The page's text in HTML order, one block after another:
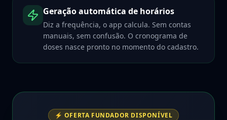
Geração automática de horários
Diz a frequência, o app calcula. Sem contas
manuais, sem confusão. O cronograma de
doses nasce pronto no momento do cadastro.
⚡ OFERTA FUNDADOR DISPONÍVEL